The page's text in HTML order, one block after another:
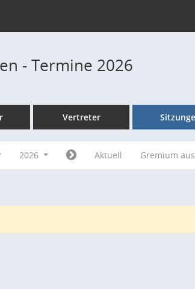
- Termine 2026
Vertreter
2026 Aktuell Gremium